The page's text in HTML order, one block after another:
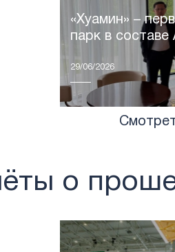
«Хуамин» –
парк в
29/06/2026
о